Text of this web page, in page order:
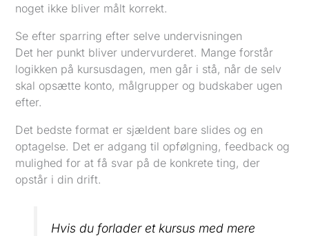
noget ikke bliver målt korrekt.
Se efter sparring efter selve undervisningen
Det her punkt bliver undervurderet. Mange forstår
logikken på kursusdagen, men går i stå, når de selv
skal opsætte konto, målgrupper og budskaber ugen
efter.
Det bedste format er sjældent bare slides og en
optagelse. Det er adgang til opfølgning, feedback og
mulighed for at få svar på de konkrete ting, der
opstår i din drift.
Hvis du forlader et kursus med mere